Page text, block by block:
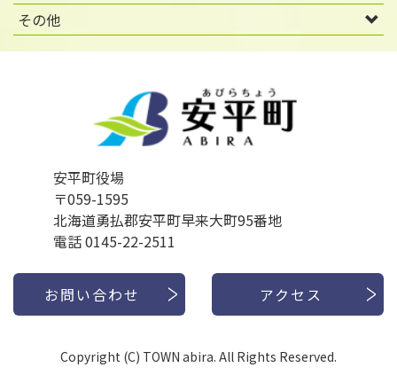
その他
安平町役場
〒059-1595
北海道勇払郡安平町早来大町95番地
電話 0145-22-2511
お問い合わせ アクセス
Copyright (C) TOWN abira. All Rights Reserved.